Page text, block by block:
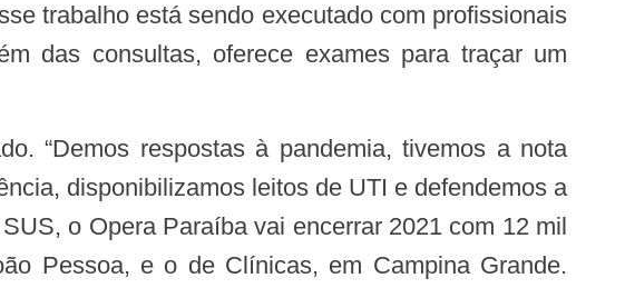
trabalho está sendo executado com profissionais
das consultas, oferece exames para traçar um
disponibilizamos leitos de UTI e defendemos a
o Opera Paraíba vai encerrar 2021 com 12 mil
Pessoa, e o de Clínicas, em Campina Grande.